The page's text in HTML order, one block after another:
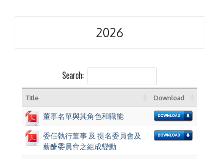
2026
Search:
Title Download
董事名單與其角色和職能
委任執行董事 及 提名委員會及
薪酬委員會之組成變動